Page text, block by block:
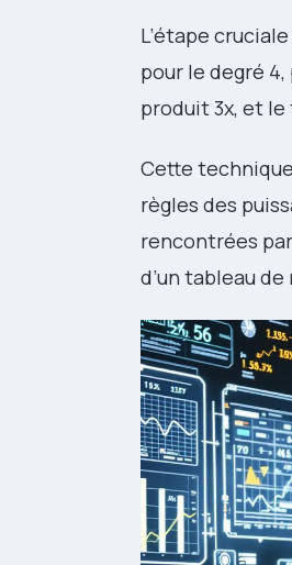
L’étape
pour le degré 4,
produit 3x, et le
Cette
règles des
rencontrées
d’un tableau